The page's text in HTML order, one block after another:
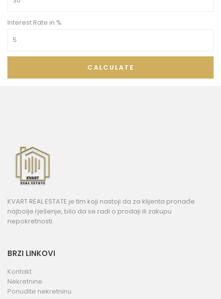
Interest Rate in %
CALCULATE
KVART REAL ESTATE je tim koji nastoji da za klijenta pronađe
najbolje rješenje, bilo da se radi o prodaji ili zakupu
nepokretnosti.
BRZI LINKOVI
Kontakt
Nekretnine
Ponudite nekretninu